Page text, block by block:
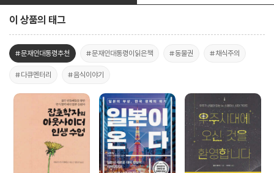
이 상품의 태그
#문재인대통령추천 #문재인대통령이읽은책 #동물권 #채식주의
#다큐멘터리 #음식이야기